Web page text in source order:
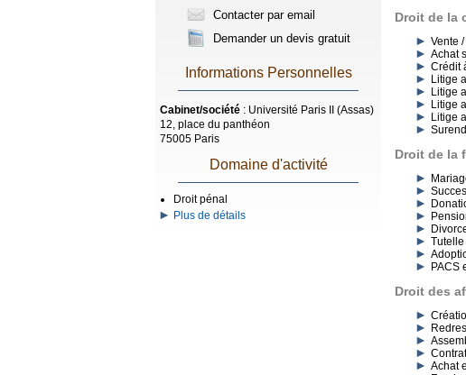
Contacter par email
Demander un devis gratuit
Informations Personnelles
Cabinet/société : Université Paris II (Assas)
12, place du panthéon
75005 Paris
Domaine d'activité
Droit pénal
Plus de détails
Droit de la
Vente
Achat
Crédit
Litige
Litige
Litige
Litige
Droit de la
PACS
Droit des
Achat